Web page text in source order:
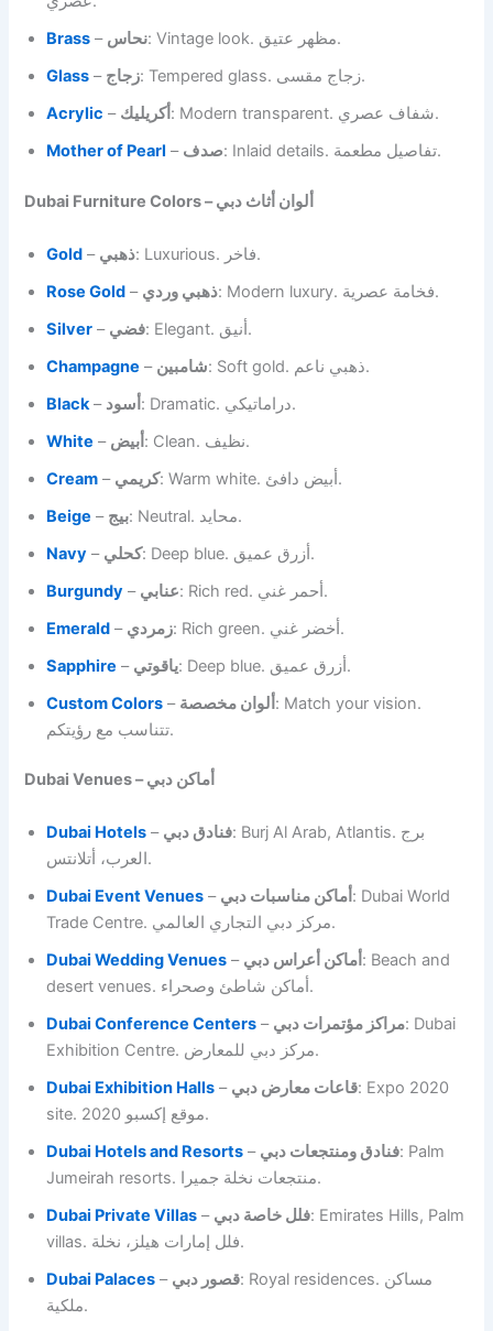
Brass – نحاس
: Vintage look. مظهر عتيق.
Glass – زجاج
: Tempered glass. زجاج مقسى.
Acrylic – أكريليك
: Modern transparent. شفاف عصري.
Mother of Pearl – صدف : Inlaid details. تفاصيل مطعمة.
Dubai Furniture Colors – ألوان أثاث دبي
Gold – ذهبي
: Luxurious. فاخر.
Rose Gold – ذهبي وردي
: Modern luxury. فخامة عصرية.
Silver – فضي
: Elegant. أنيق.
Champagne – شامبين
: Soft gold. ذهبي ناعم.
Black – أسود
: Dramatic. دراماتيكي.
White – أبيض
: Clean. نظيف.
Cream – كريمي
: Warm white. أبيض دافئ.
Beige – بيج
: Neutral. محايد.
Navy – كحلي
: Deep blue. أزرق عميق.
Burgundy – عنابي
: Rich red. أحمر غني.
Emerald – زمردي
: Rich green. أخضر غني.
Sapphire – ياقوتي
: Deep blue. أزرق عميق.
Custom Colors – ألوان مخصصة : Match your vision.
تتناسب مع رؤيتكم.
Dubai Venues – أماكن دبي
Dubai Hotels – فنادق دبي: Burj Al Arab, Atlantis. برج
العرب، أتلانتس.
Dubai Event Venues – أماكن مناسبات دبي : Dubai World
Trade Centre. مركز دبي التجاري العالمي.
Dubai Wedding Venues – أماكن أعراس دبي : Beach and
desert venues. أماكن شاطئ وصحراء.
Dubai Conference Centers – مراكز مؤتمرات دبي: Dubai
Exhibition Centre. مركز دبي للمعارض.
Dubai Exhibition Halls – قاعات معارض دبي: Expo 2020
site. موقع إكسبو 2020.
Dubai Hotels and Resorts – فنادق ومنتجعات دبي: Palm
Jumeirah resorts. منتجعات نخلة جميرا.
Dubai Private Villas – فلل خاصة دبي: Emirates Hills, Palm
villas. فلل إمارات هيلز، نخلة.
Dubai Palaces – قصور دبي: Royal residences. مساكن
ملكية.